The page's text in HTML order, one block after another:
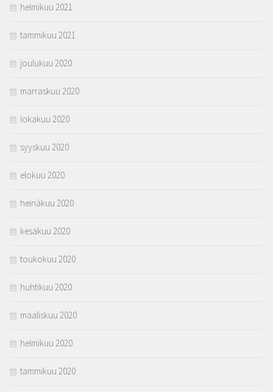
helmikuu 2021
tammikuu 2021
joulukuu 2020
marraskuu 2020
lokakuu 2020
syyskuu 2020
elokuu 2020
heinäkuu 2020
kesäkuu 2020
toukokuu 2020
huhtikuu 2020
maaliskuu 2020
helmikuu 2020
tammikuu 2020